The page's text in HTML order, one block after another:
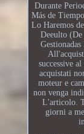
Durante
Más de
Lo Haremos
Deeulto
successive
acquistati
moteur e
non venga
L'articolo.
giorni a